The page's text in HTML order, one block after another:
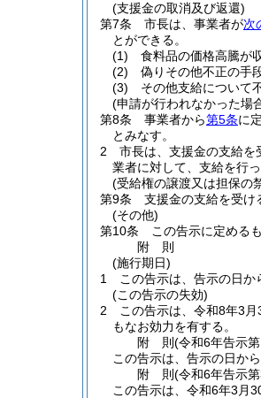
(支援金の取消及び返還)
第7条
市長は、事業者が次
とができる。
(1)
食料品の価格高騰が
(2)
偽りその他不正の手
(3)
その他支給について
(申請が行われなかった場
第8条
事業者から第5条に
とみなす。
2
市長は、支援金の支給
業者に対して、支給を行
(受給権の譲渡又は担保の
第9条
支援金の支給を受け
(その他)
第10条
この告示に定める
附 則
(施行期日)
1
この告示は、告示の日か
(この告示の失効)
2
この告示は、令和8年3月
もなお効力を有する。
附 則(令和6年告示
この告示は、告示の日から
附 則(令和6年告示
この告示は、令和6年3月